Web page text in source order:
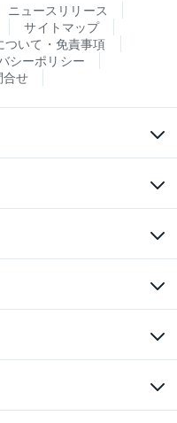
ニュースリリース
サイトマップ
ついて・免責事項
シーポリシー
合せ